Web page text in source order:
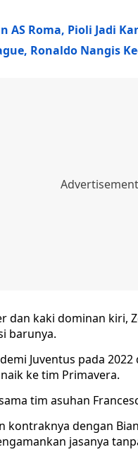
AS Roma, Pioli Jadi
Ronaldo Nangis
dan kaki dominan kiri,
barunya.
Juventus pada
ke tim Primavera.
tim asuhan
kontraknya dengan
jasanya